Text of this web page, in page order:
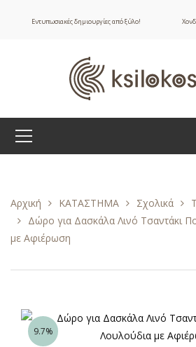
Εντυπωσιακές δημιουργίες από ξύλο!
Αρχική ΚΑΤΑΣΤΗΜΑ Σχολικά
Δώρο για Δασκάλα Λινό Τσαντάκι
με Αφιέρωση
9.7%